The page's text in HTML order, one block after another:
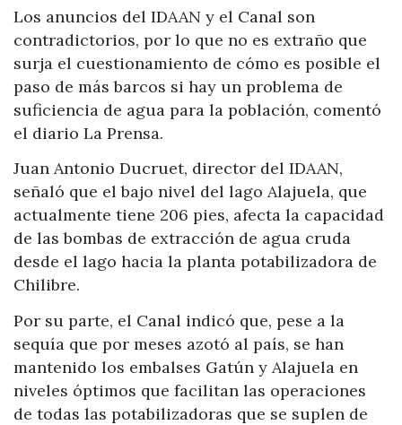
Los anuncios del IDAAN y el Canal son
contradictorios, por lo que no es extraño que
surja el cuestionamiento de cómo es posible el
paso de más barcos si hay un problema de
suficiencia de agua para la población, comentó
el diario La Prensa.
Juan Antonio Ducruet, director del IDAAN,
señaló que el bajo nivel del lago Alajuela, que
actualmente tiene 206 pies, afecta la capacidad
de las bombas de extracción de agua cruda
desde el lago hacia la planta potabilizadora de
Chilibre.
Por su parte, el Canal indicó que, pese a la
sequía que por meses azotó al país, se han
mantenido los embalses Gatún y Alajuela en
niveles óptimos que facilitan las operaciones
de todas las potabilizadoras que se suplen de